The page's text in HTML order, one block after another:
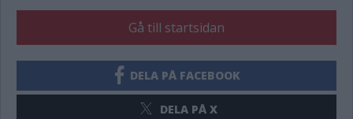
Gå till startsidan
DELA PÅ FACEBOOK
DELA PÅ X